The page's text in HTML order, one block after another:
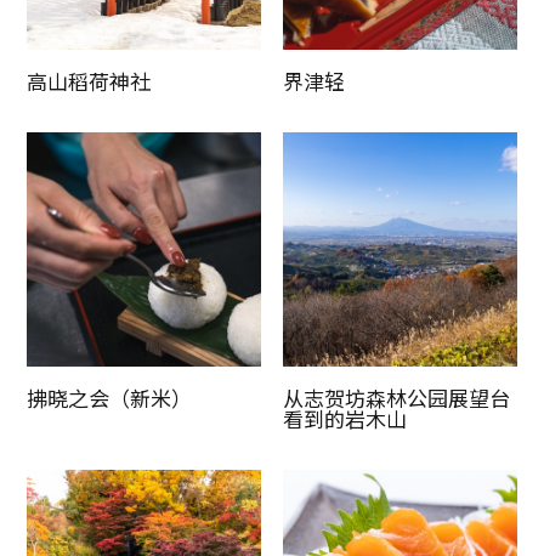
高山稻荷神社 界津轻
拂晓之会（新米） 从志贺坊森林公园展望台
看到的岩木山